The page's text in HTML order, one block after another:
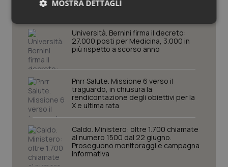
delle tariffe ospedaliere e la proroga dei gettonisti
Università. Bernini firma il decreto:
27.000 posti per Medicina, 3.000 in
più rispetto a scorso anno
Pnrr Salute. Missione 6 verso il
traguardo, in chiusura la
rendicontazione degli obiettivi per la
X e ultima rata
Caldo. Ministero: oltre 1.700 chiamate
al numero 1500 dal 22 giugno.
Proseguono monitoraggi e campagna
informativa
MOSTRA DETTAGLI
Necessari Statistici Marketing
Necessari Statistici Marketing
I cookie necessari contribuiscono a rendere fruibile il
navigazione sulle pagine e l'accesso alle aree
protette del sito. Il sito web non è in grado di
funzionare correttamente senza questi cookie.
Nome